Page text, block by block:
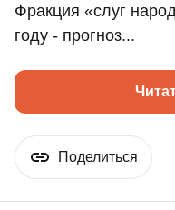
Фракция «слуг
году - прогноз...
Поделиться